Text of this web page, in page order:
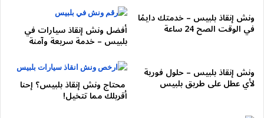
ونش إنقاذ بلبيس – خدمتك دايمًا
في الوقت الصح 24 ساعة أفضل ونش إنقاذ سيارات في
بلبيس – خدمة سريعة وآمنة
ونش إنقاذ بلبيس – حلول فورية
لأي عطل على طريق بلبيس محتاج ونش إنقاذ بلبيس؟ إحنا
أقربلك مما تتخيل!